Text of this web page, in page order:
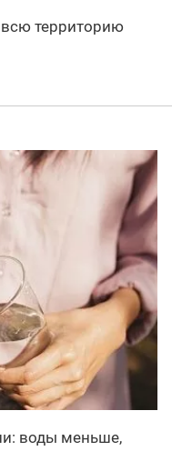
территорию
воды меньше,